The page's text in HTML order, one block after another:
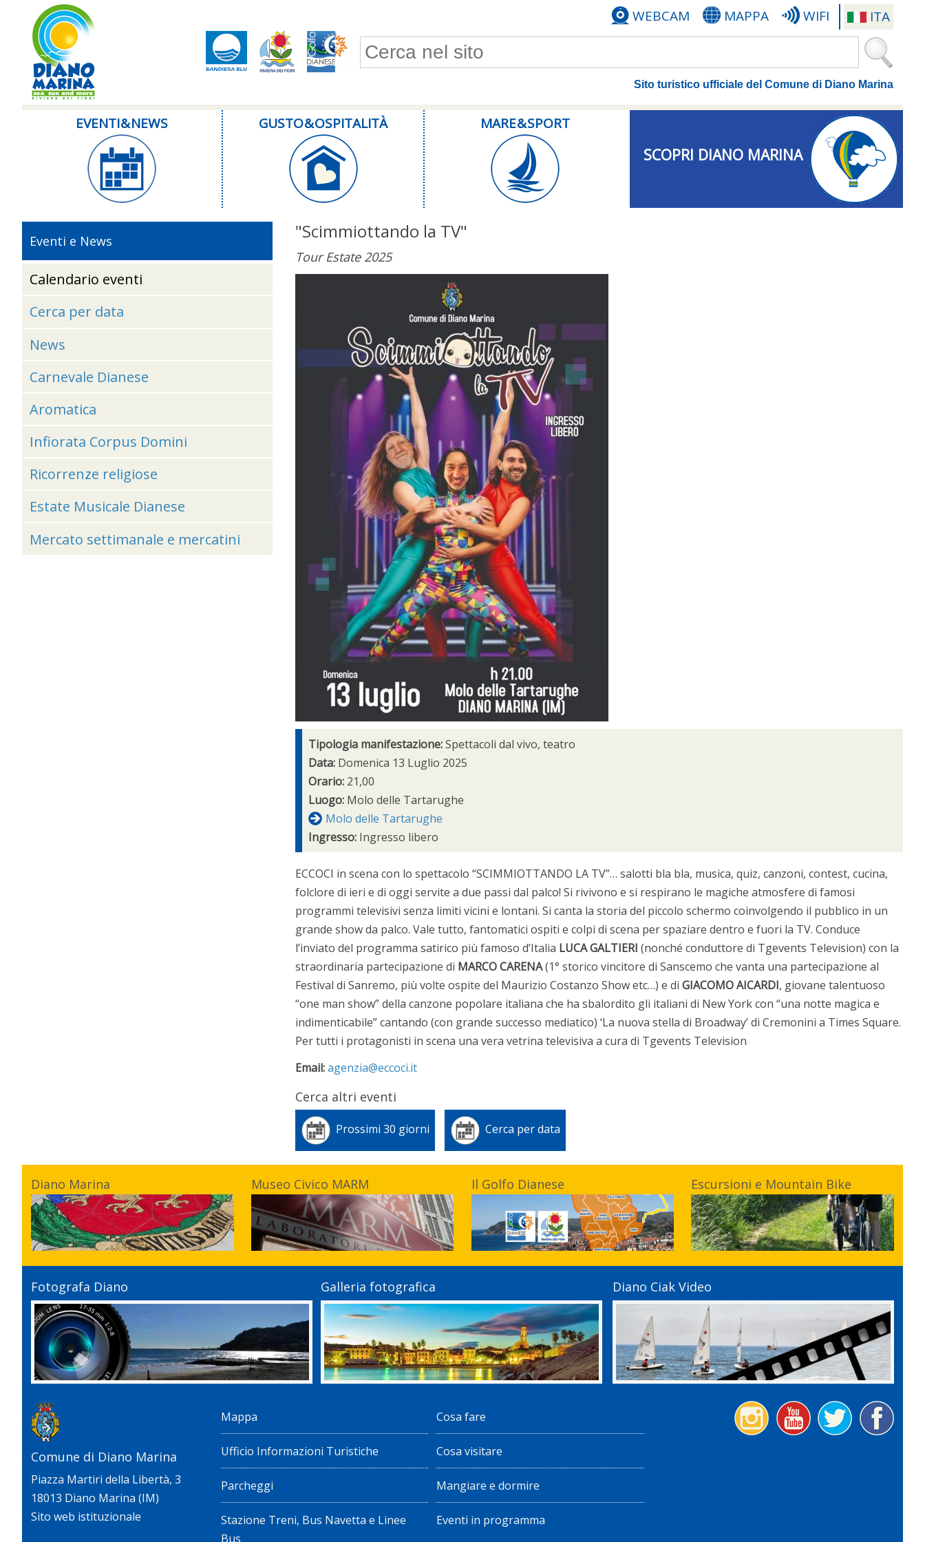
ITA
WEBCAM MAPPA WIFI
Form di ricerca
Sito turistico ufficiale del Comune di Diano Marina
EVENTI & NEWS GUSTO & OSPITALITÀ MARE & SPORT
SCOPRI DIANO MARINA
"Scimmiottando la TV"
Tour Estate 2025
Tipologia manifestazione:Spettacoli dal vivo, teatro
Data: Domenica 13 Luglio 2025
Orario: 21,00
Luogo: Molo delle Tartarughe
Molo delle Tartarughe
Ingresso: Ingresso libero
ECCOCI in scena con lo spettacolo “SCIMMIOTTANDO LA TV”… salotti bla bla, musica, quiz, canzoni, contest, cucina,
folclore di ieri e di oggi servite a due passi dal palco! Si rivivono e si respirano le magiche atmosfere di famosi
programmi televisivi senza limiti vicini e lontani. Si canta la storia del piccolo schermo coinvolgendo il pubblico in un
grande show da palco. Vale tutto, fantomatici ospiti e colpi di scena per spaziare dentro e fuori la TV. Conduce
l’inviato del programma satirico più famoso d’Italia LUCA GALTIERI (nonché conduttore di Tgevents Television) con la
straordinaria partecipazione di MARCO CARENA(1° storico vincitore di Sanscemo che vanta una partecipazione al
Festival di Sanremo, più volte ospite del Maurizio Costanzo Show etc…) e di GIACOMO AICARDI, giovane talentuoso
“one man show” della canzone popolare italiana che ha sbalordito gli italiani di New York con “una notte magica e
indimenticabile” cantando (con grande successo mediatico) ‘La nuova stella di Broadway’ di Cremonini a Times Square.
Per tutti i protagonisti in scena una vera vetrina televisiva a cura di Tgevents Television
Email:agenzia@eccoci.it
Cerca altri eventi
Prossimi 30 giorni Cerca per data
Eventi e News
Calendario eventi
Cerca per data
News
Carnevale Dianese
Aromatica
Infiorata Corpus Domini
Ricorrenze religiose
Estate Musicale Dianese
Mercato settimanale e mercatini
Diano Marina Museo Civico MARM Il Golfo Dianese Escursioni e Mountain Bike
Fotografa Diano Galleria fotografica Diano Ciak Video
Comune di Diano Marina
Piazza Martiri della Libertà, 3
18013 Diano Marina (IM)
Sito web istituzionale
Mappa
Ufficio Informazioni Turistiche
Parcheggi
Stazione Treni, Bus Navetta e Linee
Bus
Cosa fare
Cosa visitare
Mangiare e dormire
Eventi in programma